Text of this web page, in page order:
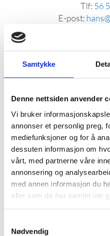
Samtykke
Denne nettsiden anvender
Vi bruker
annonser et personlig preg,
mediefunksjoner og for å
dessuten informasjon om
vårt, med partnerne våre
annonsering og
med annen informasjon du
eller som de har samlet inn
Nødvendig
Tlf: 56
E-post:
Telefon
Melding